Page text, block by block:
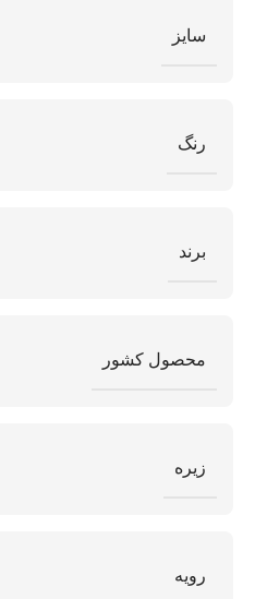
سایز
رنگ
برند
محصول کشور
زیره
رویه